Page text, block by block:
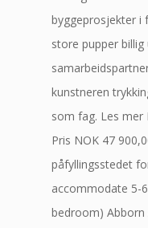
byggeprosjekter i
store pupper
kunstneren
som fag. Les mer
Pris NOK 47
påfyllingsstedet
accommodate 5-
bedroom)